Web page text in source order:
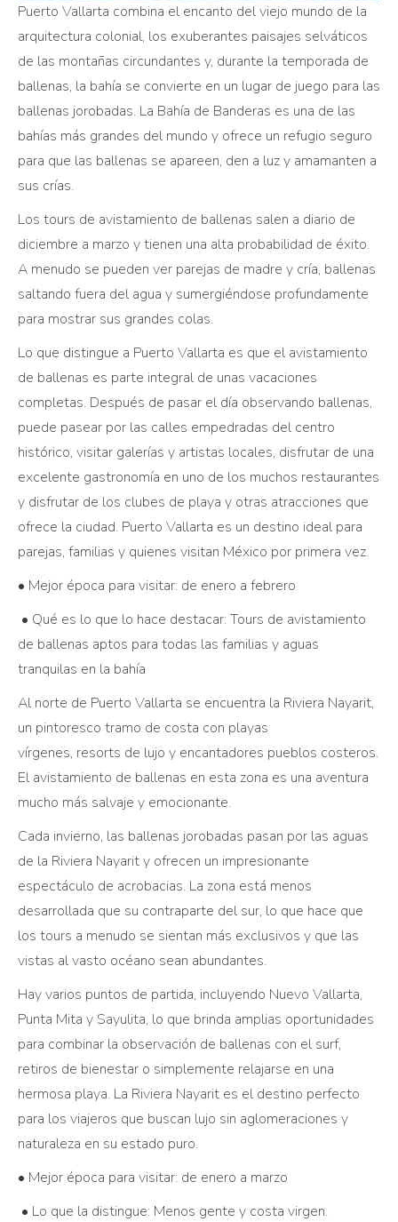
Puerto Vallarta combina el encanto del viejo mundo de la
arquitectura colonial, los exuberantes paisajes selváticos
de las montañas circundantes y, durante la temporada de
ballenas, la bahía se convierte en un lugar de juego para las
ballenas jorobadas. La Bahía de Banderas es una de las
bahías más grandes del mundo y ofrece un refugio seguro
para que las ballenas se apareen, den a luz y amamanten a
sus crías.
Los tours de avistamiento de ballenas salen a diario de
diciembre a marzo y tienen una alta probabilidad de éxito.
A menudo se pueden ver parejas de madre y cría, ballenas
saltando fuera del agua y sumergiéndose profundamente
para mostrar sus grandes colas.
Lo que distingue a Puerto Vallarta es que el avistamiento
de ballenas es parte integral de unas vacaciones
completas. Después de pasar el día observando ballenas,
puede pasear por las calles empedradas del centro
histórico, visitar galerías y artistas locales, disfrutar de una
excelente gastronomía en uno de los muchos restaurantes
y disfrutar de los clubes de playa y otras atracciones que
ofrece la ciudad. Puerto Vallarta es un destino ideal para
parejas, familias y quienes visitan México por primera vez.
• Mejor época para visitar: de enero a febrero
• Qué es lo que lo hace destacar: Tours de avistamiento
de ballenas aptos para todas las familias y aguas
tranquilas en la bahía
Al norte de Puerto Vallarta se encuentra la Riviera Nayarit,
un pintoresco tramo de costa con playas
vírgenes, resorts de lujo y encantadores pueblos costeros.
El avistamiento de ballenas en esta zona es una aventura
mucho más salvaje y emocionante.
Cada invierno, las ballenas jorobadas pasan por las aguas
de la Riviera Nayarit y ofrecen un impresionante
espectáculo de acrobacias. La zona está menos
desarrollada que su contraparte del sur, lo que hace que
los tours a menudo se sientan más exclusivos y que las
vistas al vasto océano sean abundantes.
Hay varios puntos de partida, incluyendo Nuevo Vallarta,
Punta Mita y Sayulita, lo que brinda amplias oportunidades
para combinar la observación de ballenas con el surf,
retiros de bienestar o simplemente relajarse en una
hermosa playa. La Riviera Nayarit es el destino perfecto
para los viajeros que buscan lujo sin aglomeraciones y
naturaleza en su estado puro.
• Mejor época para visitar: de enero a marzo
• Lo que la distingue: Menos gente y costa virgen.